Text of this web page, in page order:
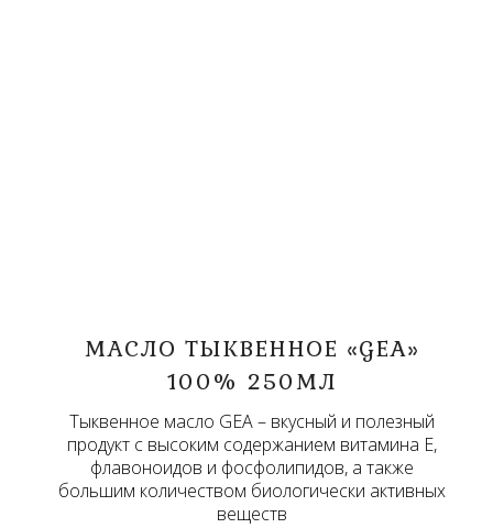
МАСЛО ТЫКВЕННОЕ «GEA»
100% 250МЛ
Тыквенное масло GEA – вкусный и полезный
продукт с высоким содержанием витамина Е,
флавоноидов и фосфолипидов, а также
большим количеством биологически активных
веществ